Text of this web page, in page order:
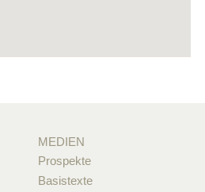
MEDIEN
Prospekte
Basistexte